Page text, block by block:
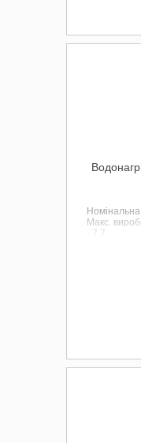
Макс.
- 7,7